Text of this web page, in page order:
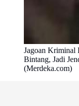
Jagoan Kriminal
Bintang, Jadi
(Merdeka.com)